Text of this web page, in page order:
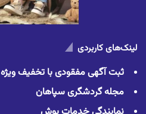
لینک‌های کاربردی
ثبت آگهی مفقودی با تخفیف ویژه
مجله گردشگری سپاهان